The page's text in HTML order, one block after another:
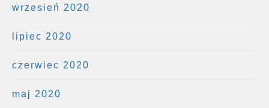
wrzesień 2020
lipiec 2020
czerwiec 2020
maj 2020